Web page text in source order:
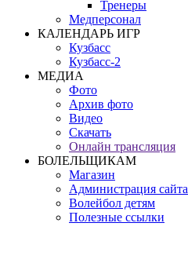
Тренеры
Медперсонал
КАЛЕНДАРЬ ИГР
Кузбасс
Кузбасс-2
МЕДИА
Фото
Архив фото
Видео
Скачать
Онлайн трансляция
БОЛЕЛЬЩИКАМ
Магазин
Администрация сайта
Волейбол детям
Полезные ссылки